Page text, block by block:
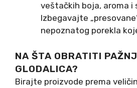
veštačkih boja, aroma i
Izbegavajte
nepoznatog porekla
NA ŠTA OBRATITI
GLODALICA?
Birajte proizvode prema